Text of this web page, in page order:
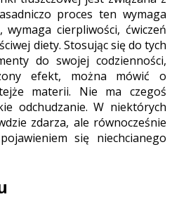
proces ten wymaga
cierpliwości, ćwiczeń
diety. Stosując się do tych
do swojej codzienności,
efekt, można mówić o
materii. Nie ma czegoś
odchudzanie. W niektórych
zdarza, ale równocześnie
się niechcianego